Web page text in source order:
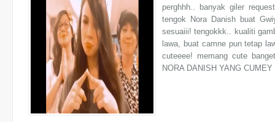
perghhh.. banyak giler
tengok Nora Danish buat
sesuaiii! tengokkk.. kualiti
lawa, buat camne pun tetap
cuteeee! memang cute
NORA DANISH YANG